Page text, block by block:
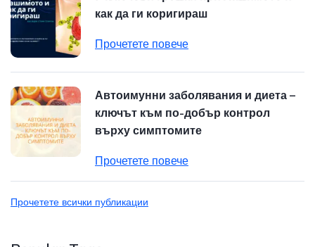
как да ги коригираш
Прочетете повече
Автоимунни заболявания и диета –
ключът към по-добър контрол
върху симптомите
Прочетете повече
Прочетете всички публикации